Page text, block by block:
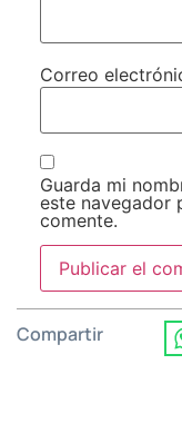
Correo
Guarda mi
este navegador
comente.
Compartir